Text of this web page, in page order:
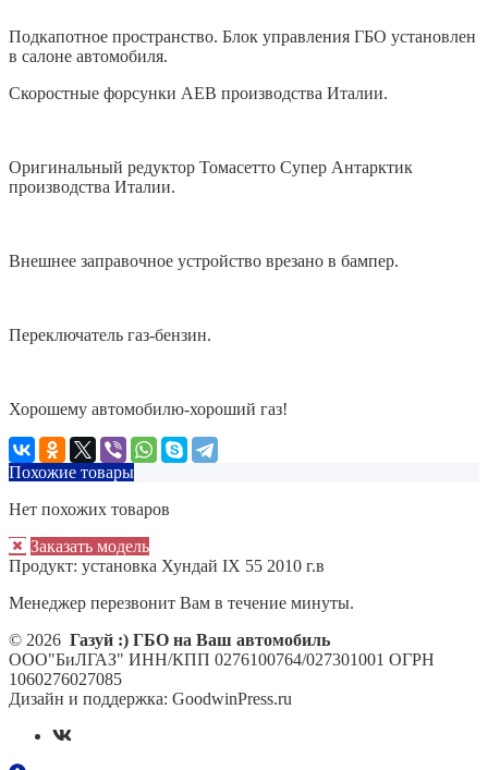
Подкапотное пространство. Блок управления ГБО установлен
в салоне автомобиля.
Скоростные форсунки AEB производства Италии.
Оригинальный редуктор Томасетто Супер Антарктик
производства Италии.
Внешнее заправочное устройство врезано в бампер.
Переключатель газ-бензин.
Хорошему автомобилю-хороший газ!
Похожие товары
Нет похожих товаров
Заказать модель
Продукт: установка Хундай IX 55 2010 г.в
Менеджер перезвонит Вам в течение минуты.
© 2026 Газуй :) ГБО на Ваш автомобиль
ООО"БиЛГАЗ" ИНН/КПП 0276100764/027301001 ОГРН
1060276027085
Дизайн и поддержка: GoodwinPress.ru